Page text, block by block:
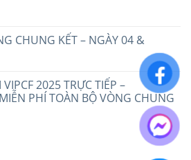
CHUNG KẾT – NGÀY 04 &
2025 TRỰC TIẾP –
PHÍ TOÀN BỘ VÒNG CHUNG